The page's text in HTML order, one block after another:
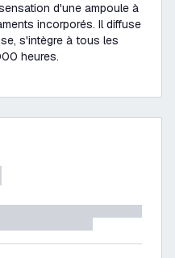
d'une ampoule à
incorporés. Il diffuse
s'intègre à tous les
heures.